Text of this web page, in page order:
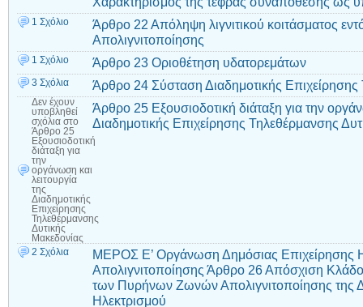
1 Σχόλιο
Άρθρο 22 Απόληψη λιγνιτικού κοιτάσματος
Απολιγνιτοποίησης
1 Σχόλιο Άρθρο 23 Οριοθέτηση υδατορεμάτων
3 Σχόλια Άρθρο 24 Σύσταση Διαδημοτικής
Δεν έχουν
υποβληθεί
σχόλια στο
Άρθρο 25
Εξουσιοδοτική
διάταξη για
την
οργάνωση και
λειτουργία
της
Διαδημοτικής
Επιχείρησης
Τηλεθέρμανσης
Δυτικής
Μακεδονίας
Άρθρο 25 Εξουσιοδοτική διάταξη για την
Διαδημοτικής Επιχείρησης Τηλεθέρμανσης
2 Σχόλια
ΜΕΡΟΣ Ε’ Οργάνωση Δημόσιας Επιχείρησης
Απολιγνιτοποίησης Άρθρο 26 Απόσχιση
των Πυρήνων Ζωνών Απολιγνιτοποίησης της
Ηλεκτρισμού